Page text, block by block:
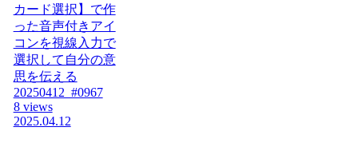
カード選択】で作
った音声付きアイ
コンを視線入力で
選択して自分の意
思を伝える
20250412_#0967
8 views
2025.04.12